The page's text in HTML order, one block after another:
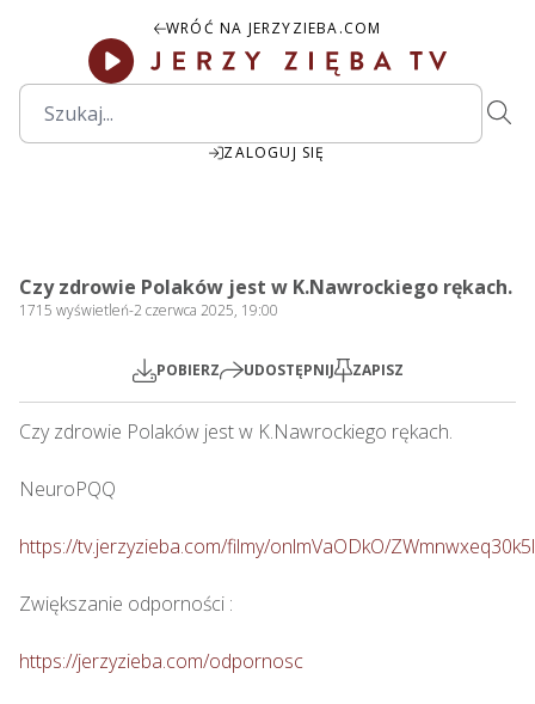
WRÓĆ NA JERZYZIEBA.COM
ZALOGUJ SIĘ
Play
Czy zdrowie Polaków jest w K.Nawrockiego rękach.
1715 wyświetleń-2 czerwca 2025, 19:00
POBIERZ UDOSTĘPNIJ ZAPISZ
Czy zdrowie Polaków jest w K.Nawrockiego rękach.
NeuroPQQ
https://tv.jerzyzieba.com/filmy/onlmVaODkO/
Zwiększanie odporności :
https://jerzyzieba.com/odpornosc